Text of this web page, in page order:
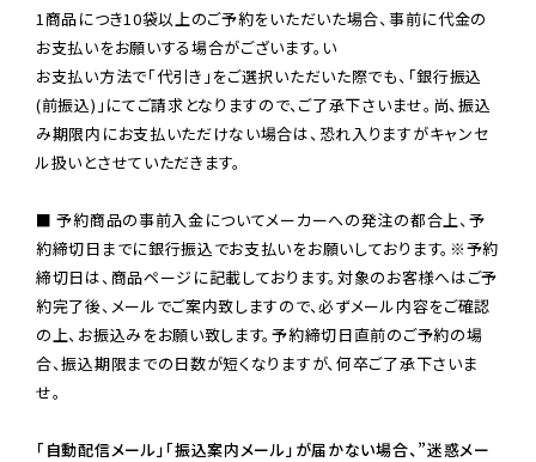
1商品につき10袋以上のご予約をいただいた場合、事前に代金の
お支払いをお願いする場合がございます。い
お支払い方法で「代引き」をご選択いただいた際でも、「銀行振込
(前振込)」にてご請求となりますので、ご了承下さいませ。尚、振込
み期限内にお支払いただけない場合は、恐れ入りますがキャンセ
ル扱いとさせていただきます。
■ 予約商品の事前入金についてメーカーへの発注の都合上、予
約締切日までに銀行振込でお支払いをお願いしております。※予約
締切日は、商品ページに記載しております。対象のお客様へはご予
約完了後、メールでご案内致しますので、必ずメール内容をご確認
の上、お振込みをお願い致します。予約締切日直前のご予約の場
合、振込期限までの日数が短くなりますが、何卒ご了承下さいま
せ。
「自動配信メール」「振込案内メール」が届かない場合、”迷惑メー